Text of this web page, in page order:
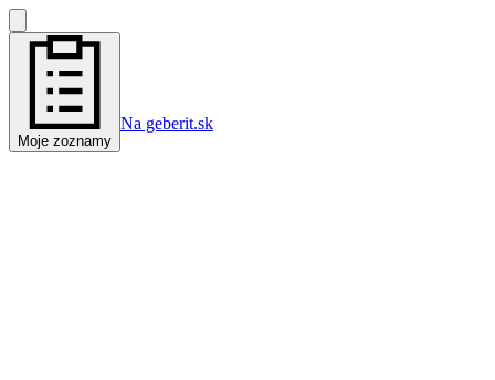
Moje zoznamy
Na geberit.sk